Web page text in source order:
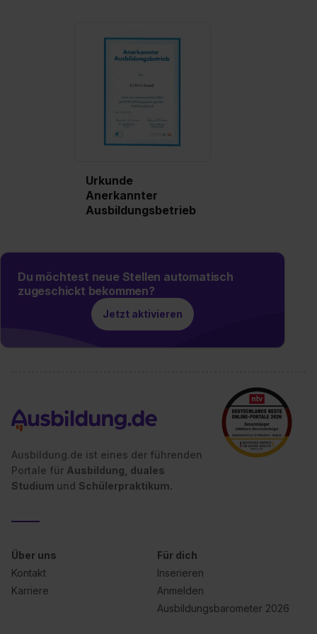
Urkunde
Anerkannter
Ausbildungsbetrieb
Du möchtest neue Stellen automatisch
zugeschickt bekommen?
Jetzt aktivieren
Ausbildung.de ist eines der führenden
Portale für Ausbildung, duales
Studium und Schülerpraktikum.
Über uns
Kontakt
Karriere
Für dich
Inserieren
Anmelden
Ausbildungsbarometer 2026